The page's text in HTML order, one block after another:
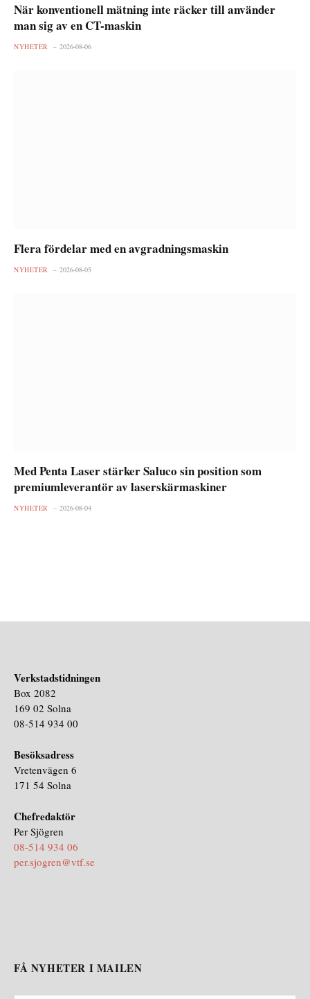
När konventionell mätning inte räcker till använder
man sig av en CT-maskin
NYHETER 2026-08-06
Flera fördelar med en avgradningsmaskin
NYHETER 2026-08-05
Med Penta Laser stärker Saluco sin position som
premiumleverantör av laserskärmaskiner
NYHETER 2026-08-04
Verkstadstidningen
Box 2082
169 02 Solna
08-514 934 00
Besöksadress
Vretenvägen 6
171 54 Solna
Chefredaktör
Per Sjögren
08-514 934 06
per.sjogren@vtf.se
FÅ NYHETER I MAILEN